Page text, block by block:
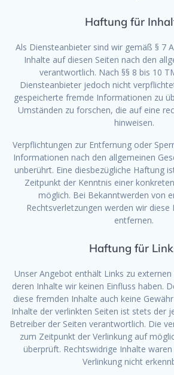
Haftung für
Als Diensteanbieter sind wir gemäß § 7
Inhalte auf diesen Seiten nach den
verantwortlich. Nach §§ 8 bis 10
Diensteanbieter jedoch nicht
gespeicherte fremde Informationen zu
Umständen zu forschen, die auf eine
hinweisen.
Verpflichtungen zur Entfernung oder
Informationen nach den allgemeinen
unberührt. Eine diesbezügliche Haftung
Zeitpunkt der Kenntnis einer
möglich. Bei Bekanntwerden von
Rechtsverletzungen werden wir diese
entfernen.
Haftung für
Unser Angebot enthält Links zu
deren Inhalte wir keinen Einfluss haben.
diese fremden Inhalte auch keine
Inhalte der verlinkten Seiten ist stets der
Betreiber der Seiten verantwortlich. Die
zum Zeitpunkt der Verlinkung auf
überprüft. Rechtswidrige Inhalte
Verlinkung nicht